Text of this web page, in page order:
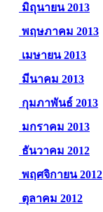
มิถุนายน 2013
พฤษภาคม 2013
เมษายน 2013
มีนาคม 2013
กุมภาพันธ์ 2013
มกราคม 2013
ธันวาคม 2012
พฤศจิกายน 2012
ตุลาคม 2012